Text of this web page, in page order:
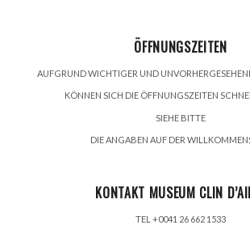
ÖFFNUNGSZEITEN
AUFGRUND WICHTIGER UND
KÖNNEN SICH DIE ÖFFNUNGSZEITEN
SIEHE BITTE
DIE ANGABEN AUF DER
KONTAKT MUSEUM CLIN
TEL +0041 26 662 1533